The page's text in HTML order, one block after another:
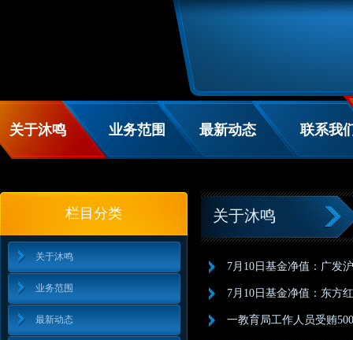
关于沐鸣 业务范围 最新动态 联系我
栏目分类
关于沐鸣
业务范围
最新动态
关于沐鸣
7月10日基金净值：广发
7月10日基金净值：东方
一教育局工作人员受贿